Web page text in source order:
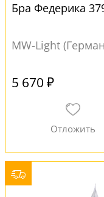
Бра Федерика
MW-Light
5 670 ₽